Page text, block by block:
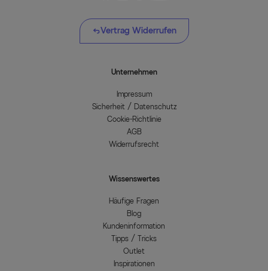
Vertrag Widerrufen
Unternehmen
Impressum
Sicherheit / Datenschutz
Cookie-Richtlinie
AGB
Widerrufsrecht
Wissenswertes
Häufige Fragen
Blog
Kundeninformation
Tipps / Tricks
Outlet
Inspirationen